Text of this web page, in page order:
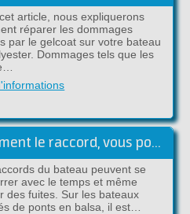
article, nous expliquerons
réparer les dommages
par le gelcoat sur votre bateau
Dommages tels que les
Pour monter correctement le raccord, vous pouvez utiliser le plan suivant, étape par étape:
du bateau peuvent se
avec le temps et même
des fuites. Sur les bateaux
de ponts en balsa, il est…